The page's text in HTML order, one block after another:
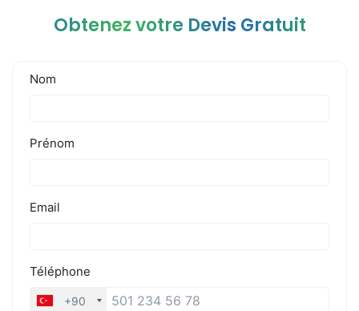
Obtenez votre Devis Gratuit